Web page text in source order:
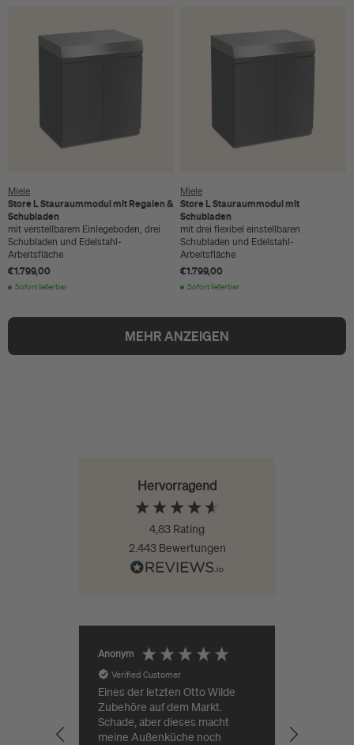
Miele
Store L Stauraummodul mit Regalen &
Schubladen
mit verstellbarem Einlegeboden, drei
Schubladen und Edelstahl-
Arbeitsfläche
€1.799,00
Sofort lieferbar
Miele
Store L Stauraummodul mit
Schubladen
mit drei flexibel einstellbaren
Schubladen und Edelstahl-
Arbeitsfläche
€1.799,00
Sofort lieferbar
MEHR ANZEIGEN
Hervorragend
4,83 Rating
2.443 Bewertungen
Anonym
Verified Customer
Eines der letzten Otto Wilde
Zubehöre auf dem Markt.
Schade, aber dieses macht
meine Außenküche noch